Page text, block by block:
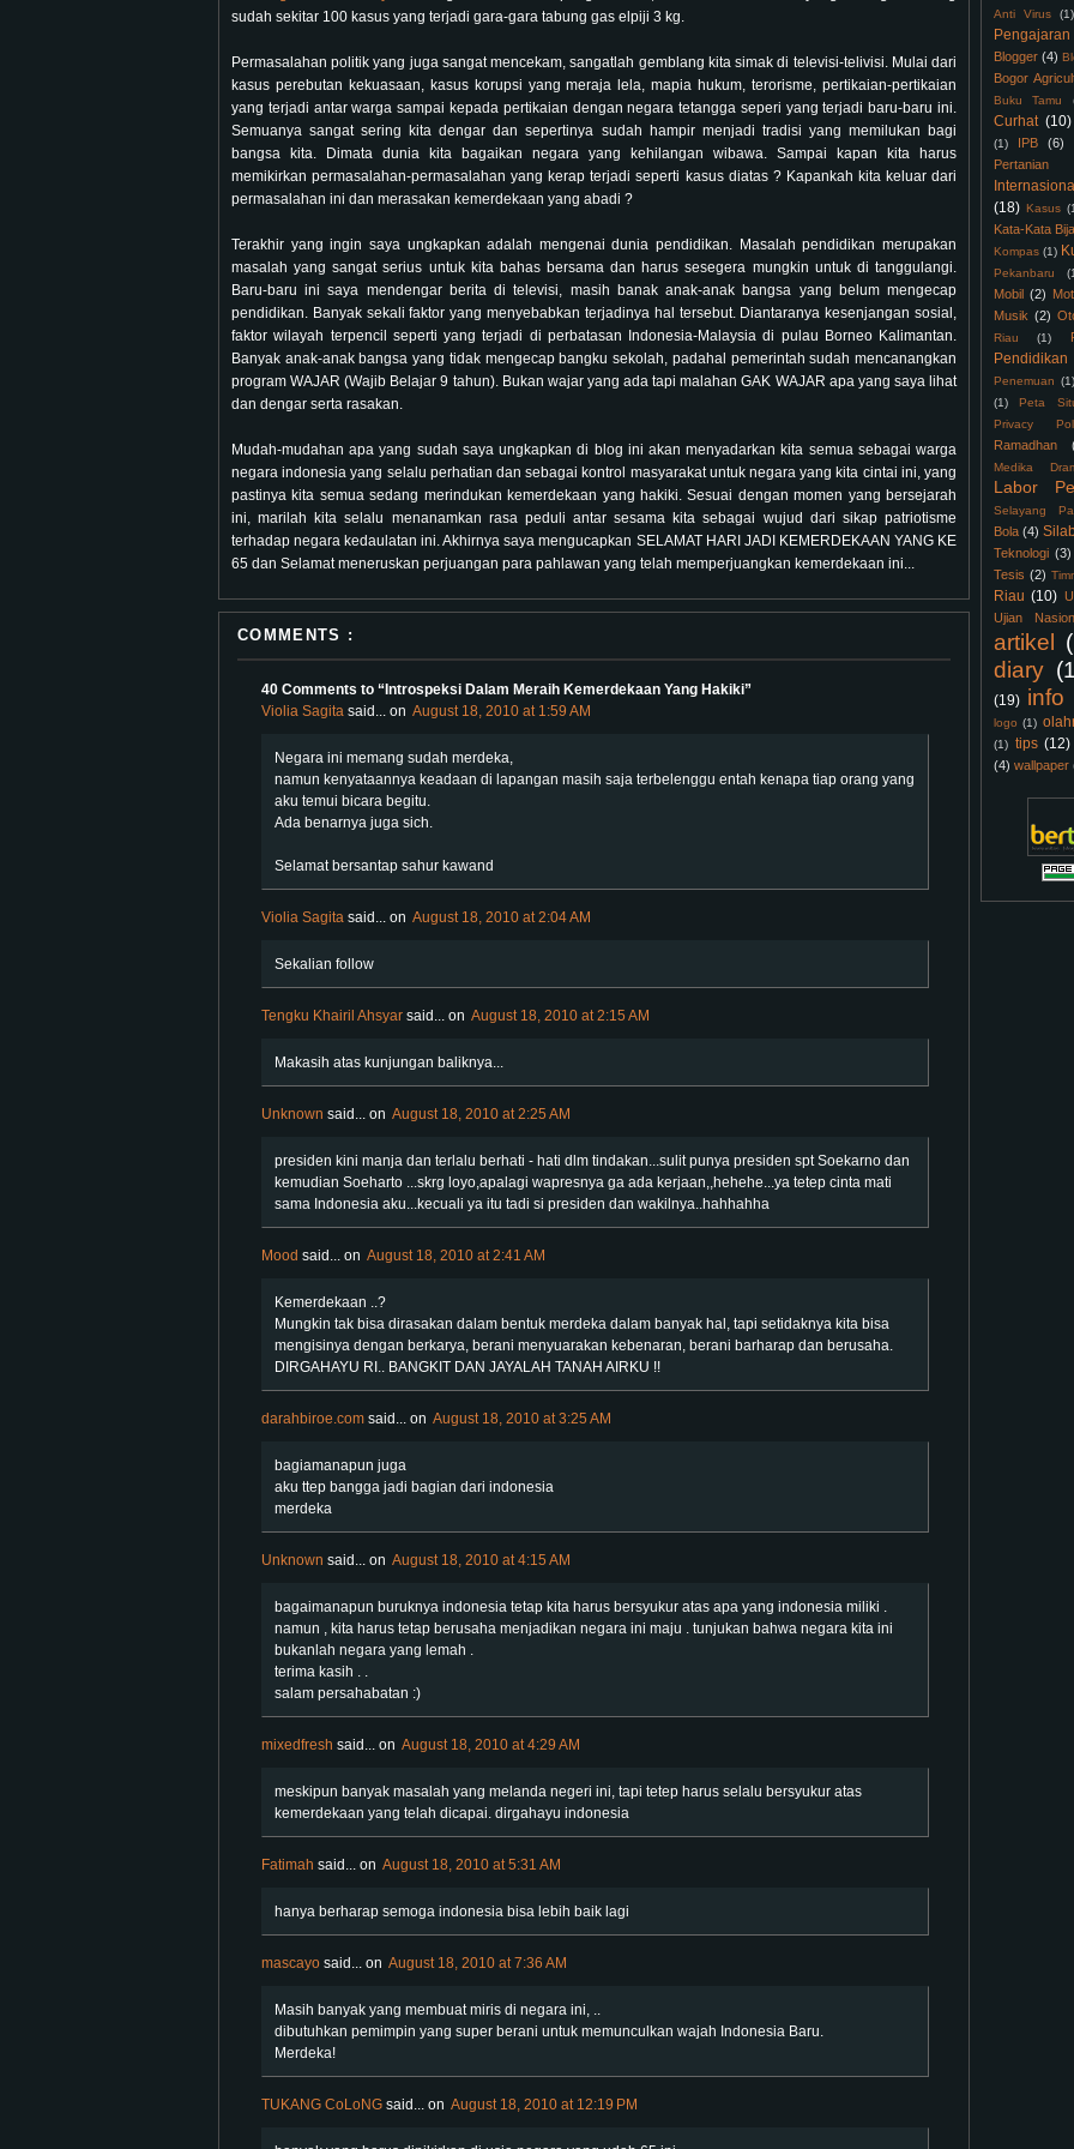
sudah sekitar 100 kasus yang terjadi gara-gara tabung gas elpiji 3 kg.
Permasalahan politik yang juga sangat mencekam, sangatlah gemblang kita simak di televisi-telivisi. Mulai dari
kasus perebutan kekuasaan, kasus korupsi yang meraja lela, mapia hukum, terorisme, pertikaian-pertikaian
yang terjadi antar warga sampai kepada pertikaian dengan negara tetangga seperi yang terjadi baru-baru ini.
Semuanya sangat sering kita dengar dan sepertinya sudah hampir menjadi tradisi yang memilukan bagi
bangsa kita. Dimata dunia kita bagaikan negara yang kehilangan wibawa. Sampai kapan kita harus
memikirkan permasalahan-permasalahan yang kerap terjadi seperti kasus diatas ? Kapankah kita keluar dari
permasalahan ini dan merasakan kemerdekaan yang abadi ?
Terakhir yang ingin saya ungkapkan adalah mengenai dunia pendidikan. Masalah pendidikan merupakan
masalah yang sangat serius untuk kita bahas bersama dan harus sesegera mungkin untuk di tanggulangi.
Baru-baru ini saya mendengar berita di televisi, masih banak anak-anak bangsa yang belum mengecap
pendidikan. Banyak sekali faktor yang menyebabkan terjadinya hal tersebut. Diantaranya kesenjangan sosial,
faktor wilayah terpencil seperti yang terjadi di perbatasan Indonesia-Malaysia di pulau Borneo Kalimantan.
Banyak anak-anak bangsa yang tidak mengecap bangku sekolah, padahal pemerintah sudah mencanangkan
program WAJAR (Wajib Belajar 9 tahun). Bukan wajar yang ada tapi malahan GAK WAJAR apa yang saya lihat
dan dengar serta rasakan.
Mudah-mudahan apa yang sudah saya ungkapkan di blog ini akan menyadarkan kita semua sebagai warga
negara indonesia yang selalu perhatian dan sebagai kontrol masyarakat untuk negara yang kita cintai ini, yang
pastinya kita semua sedang merindukan kemerdekaan yang hakiki. Sesuai dengan momen yang bersejarah
ini, marilah kita selalu menanamkan rasa peduli antar sesama kita sebagai wujud dari sikap patriotisme
terhadap negara kedaulatan ini. Akhirnya saya mengucapkan SELAMAT HARI JADI KEMERDEKAAN YANG KE
65 dan Selamat meneruskan perjuangan para pahlawan yang telah memperjuangkan kemerdekaan ini...
COMMENTS :
40 Comments to “Introspeksi Dalam Meraih Kemerdekaan Yang Hakiki”
Violia Sagita said... on August 18, 2010 at 1:59 AM
Negara ini memang sudah merdeka,
namun kenyataannya keadaan di lapangan masih saja terbelenggu entah kenapa tiap orang yang
aku temui bicara begitu.
Ada benarnya juga sich.
Selamat bersantap sahur kawand
Violia Sagita said... on August 18, 2010 at 2:04 AM
Sekalian follow
Tengku Khairil Ahsyar said... on August 18, 2010 at 2:15 AM
Makasih atas kunjungan baliknya...
Unknown said... on August 18, 2010 at 2:25 AM
presiden kini manja dan terlalu berhati - hati dlm tindakan...sulit punya presiden spt Soekarno dan
kemudian Soeharto ...skrg loyo,apalagi wapresnya ga ada kerjaan,,hehehe...ya tetep cinta mati
sama Indonesia aku...kecuali ya itu tadi si presiden dan wakilnya..hahhahha
Mood said... on August 18, 2010 at 2:41 AM
Kemerdekaan ..?
Mungkin tak bisa dirasakan dalam bentuk merdeka dalam banyak hal, tapi setidaknya kita bisa
mengisinya dengan berkarya, berani menyuarakan kebenaran, berani barharap dan berusaha.
DIRGAHAYU RI.. BANGKIT DAN JAYALAH TANAH AIRKU !!
darahbiroe.com said... on August 18, 2010 at 3:25 AM
bagiamanapun juga
aku ttep bangga jadi bagian dari indonesia
merdeka
Unknown said... on August 18, 2010 at 4:15 AM
bagaimanapun buruknya indonesia tetap kita harus bersyukur atas apa yang indonesia miliki .
namun , kita harus tetap berusaha menjadikan negara ini maju . tunjukan bahwa negara kita ini
bukanlah negara yang lemah .
terima kasih . .
salam persahabatan :)
mixedfresh said... on August 18, 2010 at 4:29 AM
meskipun banyak masalah yang melanda negeri ini, tapi tetep harus selalu bersyukur atas
kemerdekaan yang telah dicapai. dirgahayu indonesia
Fatimah said... on August 18, 2010 at 5:31 AM
hanya berharap semoga indonesia bisa lebih baik lagi
mascayo said... on August 18, 2010 at 7:36 AM
Masih banyak yang membuat miris di negara ini, ..
dibutuhkan pemimpin yang super berani untuk memunculkan wajah Indonesia Baru.
Merdeka!
TUKANG CoLoNG said... on August 18, 2010 at 12:19 PM
Anti Virus (1)
Pengajaran
Blogger (4)
Bogor
Buku Tamu
Curhat (10)
(1) IPB
(6)
(18) Kasus
Kata-Kata
Kompas (1)
Pekanbaru
Mobil (2)
Musik (2)
Riau (1)
Pendidikan
Penemuan (1)
(1)
Peta
Privacy
Ramadhan
Medika
Labor
Selayang
Bola (4)
Teknologi (3)
Tesis (2)
Riau (10)
Ujian
artikel
diary
(19) info
logo (1)
(1) tips (12)
(4) wallpaper